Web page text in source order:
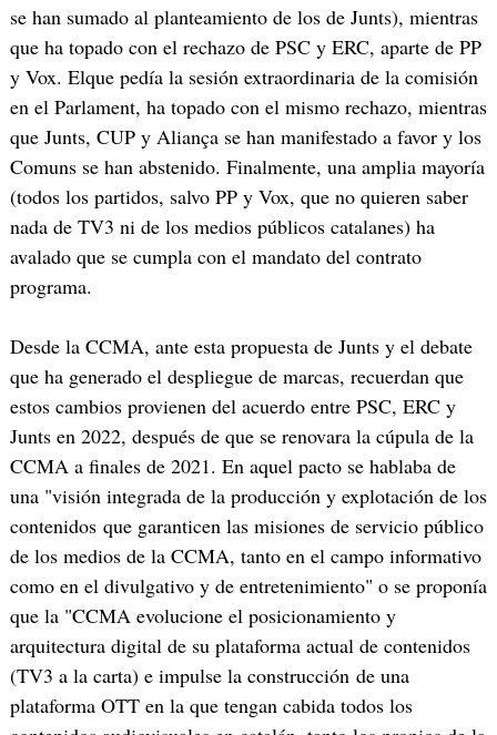
se han sumado al planteamiento de los de Junts), mientras
que ha topado con el rechazo de PSC y ERC, aparte de PP
y Vox. Elque pedía la sesión extraordinaria de la comisión
en el Parlament, ha topado con el mismo rechazo, mientras
que Junts, CUP y Aliança se han manifestado a favor y los
Comuns se han abstenido. Finalmente, una amplia mayoría
(todos los partidos, salvo PP y Vox, que no quieren saber
nada de TV3 ni de los medios públicos catalanes) ha
avalado que se cumpla con el mandato del contrato
programa.
Desde la CCMA, ante esta propuesta de Junts y el debate
que ha generado el despliegue de marcas, recuerdan que
estos cambios provienen del acuerdo entre PSC, ERC y
Junts en 2022, después de que se renovara la cúpula de la
CCMA a finales de 2021. En aquel pacto se hablaba de
una "visión integrada de la producción y explotación de los
contenidos que garanticen las misiones de servicio público
de los medios de la CCMA, tanto en el campo informativo
como en el divulgativo y de entretenimiento" o se proponía
que la "CCMA evolucione el posicionamiento y
arquitectura digital de su plataforma actual de contenidos
(TV3 a la carta) e impulse la construcción de una
plataforma OTT en la que tengan cabida todos los